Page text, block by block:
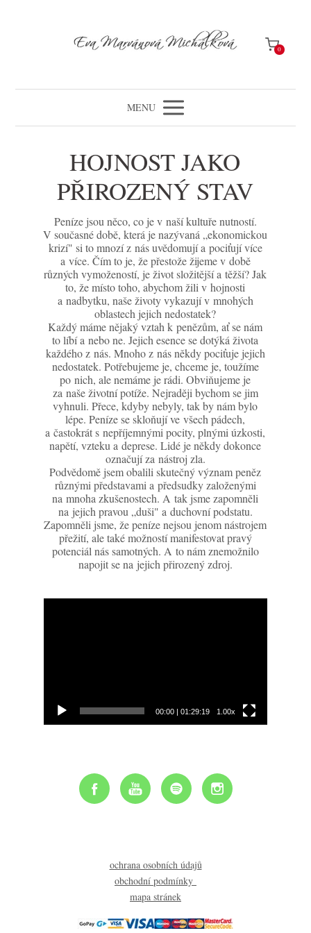
0
MENU
HOJNOST JAKO
PŘIROZENÝ STAV
Peníze jsou něco, co je v naší kultuře nutností.
V současné době, která je nazývaná „ekonomickou
krizí" si to mnozí z nás uvědomují a pociťují více
a více. Čím to je, že přestože žijeme v době
různých vymožeností, je život složitější a těžší? Jak
to, že místo toho, abychom žili v hojnosti
a nadbytku, naše životy vykazují v mnohých
oblastech jejich nedostatek?
Každý máme nějaký vztah k penězům, ať se nám
to líbí a nebo ne. Jejich esence se dotýká života
každého z nás. Mnoho z nás někdy pociťuje jejich
nedostatek. Potřebujeme je, chceme je, toužíme
po nich, ale nemáme je rádi. Obviňujeme je
za naše životní potíže. Nejraději bychom se jim
vyhnuli. Přece, kdyby nebyly, tak by nám bylo
lépe. Peníze se skloňují ve všech pádech,
a častokrát s nepříjemnými pocity, plnými úzkosti,
napětí, vzteku a deprese. Lidé je někdy dokonce
označují za nástroj zla.
Podvědomě jsem obalili skutečný význam peněz
různými představami a předsudky založenými
na mnoha zkušenostech. A tak jsme zapomněli
na jejich pravou „duši" a duchovní podstatu.
Zapomněli jsme, že peníze nejsou jenom nástrojem
přežití, ale také možností manifestovat pravý
potenciál nás samotných. A to nám znemožnilo
napojit se na jejich přirozený zdroj.
00:00 |01:29:19 1.00x
ochrana osobních údajů
obchodní podmínky
mapa stránek